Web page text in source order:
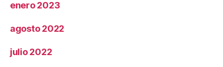
enero 2023
agosto 2022
julio 2022